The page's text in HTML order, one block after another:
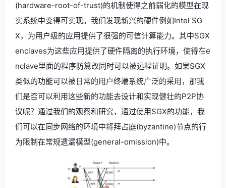
(hardware-root-of-trust)的机制使得之前弱化的模型在现
实系统中变得可实现。我们发现新兴的硬件例如Intel SG
X，为用户级的应用提供了很强的可信计算能力。其中SGX
enclaves为这些应用提供了硬件隔离的执行环境，使得在e
nclave里面的程序防篡改同时可以被远程证明。如果SGX
类似的功能可以被日常的用户终端系统广泛的采用，那我
们是否可以利用这些新的功能去设计和实现健壮的P2P协
议呢？通过我们的观察和研究，通过使用SGX的功能，我
们可以在同步网络的环境中将拜占庭(byzantine)节点的行
为限制在常规遗漏模型(general-omission)中。